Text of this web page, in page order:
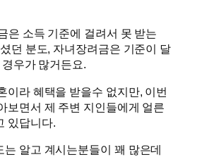
은 소득 기준에 걸려서 못 받는
던 분도, 자녀장려금은 기준이 달
우가 많거든요.
이라 혜택을 받을수 없지만, 이번
보면서 제 주변 지인들에게 얼른
있답니다.
알고 계시는분들이 꽤 많은데